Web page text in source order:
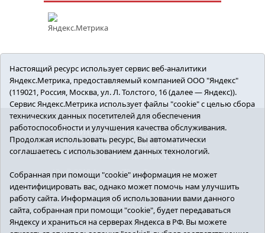
ПОЛИТИКА ОБЩЕСТВО
СПОРТ
ЭКОНОМИКА
ЗДРАВООХРАНЕНИЕ
СЕЛЬСКОЕ ХОЗЯЙСТВО
12+ © 2018 Armizon72.ру. Главный редактор:
Мелешко Владимир Михайлович. Учредитель:
АНО «ИИЦ «Армизонский вестник». E-mail:
armizon_gazeta@obl72.ruРегистрационный
номер СМИ ЭЛ № ФС77-66939 от 25.08.2016 г.
выдано Федеральной службой по надзору в
Настоящий ресурс использует сервис веб-аналитики
Яндекс.Метрика, предоставляемый компанией ООО "Яндекс"
(119021, Россия, Москва, ул. Л. Толстого, 16 (далее — Яндекс)).
Сервис Яндекс.Метрика использует файлы "cookie" с целью сбора
технических данных посетителей для обеспечения
работоспособности и улучшения качества обслуживания.
Продолжая использовать ресурс, Вы автоматически
соглашаетесь с использованием данных технологий.
Собранная при помощи "cookie" информация не может
идентифицировать вас, однако может помочь нам улучшить
работу сайта. Информация об использовании вами данного
сайта, собранная при помощи "cookie", будет передаваться
Яндексу и храниться на серверах Яндекса в РФ. Вы можете